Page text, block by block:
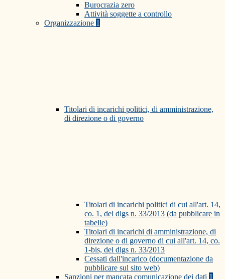
Burocrazia zero
Attività soggette a controllo
Organizzazione 1
Titolari di incarichi politici, di amministrazione,
di direzione o di governo
Titolari di incarichi politici di cui all'art. 14,
co. 1, del dlgs n. 33/2013 (da pubblicare in
tabelle)
Titolari di incarichi di amministrazione, di
direzione o di governo di cui all'art. 14, co.
1-bis, del dlgs n. 33/2013
Cessati dall'incarico (documentazione da
pubblicare sul sito web)
Sanzioni per mancata comunicazione dei dati 1